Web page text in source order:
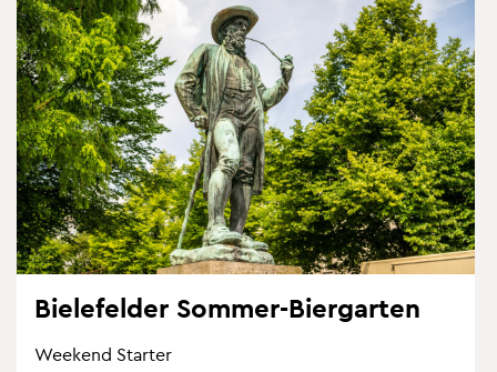
Bie­le­fel­der Som­mer-Bier­gar­ten
Wee­kend Star­ter